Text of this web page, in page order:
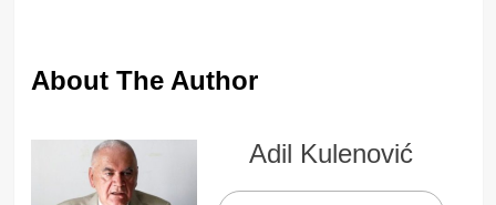
About The Author
Adil Kulenović